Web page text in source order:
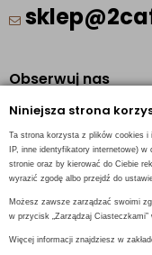
Niniejsza strona
Ta strona korzysta z plików cookies i
IP, inne identyfikatory internetowe)
stronie oraz by kierować do Ciebie
wyrazić zgodę albo przejdź do
Możesz zawsze zarządzać swoimi
w przycisk „Zarządzaj
Więcej informacji znajdziesz w
Obserwuj nas
Facebook
Pinterest
Instagram